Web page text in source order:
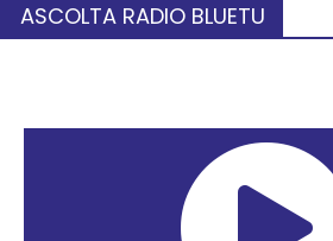
ASCOLTA RADIO BLUETU